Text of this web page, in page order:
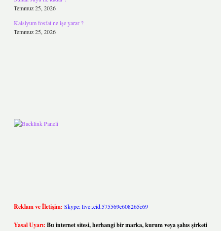
Temmuz 25, 2026
Kalsiyum fosfat ne işe yarar ?
Temmuz 25, 2026
Reklam ve İletişim: Skype: live:.cid.575569c608265c69
Yasal Uyarı: Bu internet sitesi, herhangi bir marka, kurum veya şahıs şirketi